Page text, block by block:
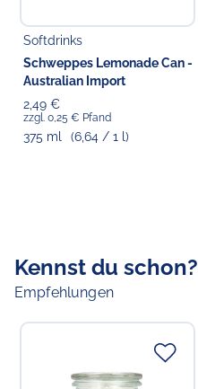
22769 Hamburg
Softdrinks
Schweppes Lemonade Can -
Australian Import
2,49 €
zzgl. 0,25 € Pfand
375 ml (6,64 / 1 l)
Kennst du schon?
Empfehlungen